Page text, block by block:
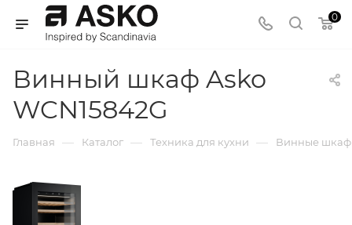
0
Винный шкаф Asko
WCN15842G
Главная — Каталог — Техника для кухни — Винные